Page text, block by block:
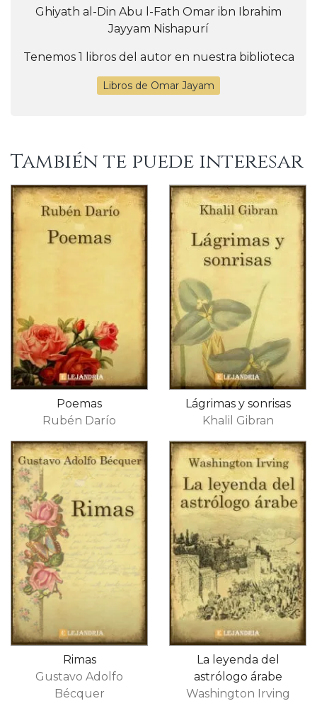
Ghiyath al-Din Abu l-Fath Omar ibn Ibrahim
Jayyam Nishapurí
Tenemos 1 libros del autor en nuestra biblioteca
Libros de Omar Jayam
También te puede interesar
Poemas
Rubén Darío
Lágrimas y sonrisas
Khalil Gibran
Rimas
Gustavo Adolfo
Bécquer
La leyenda del
astrólogo árabe
Washington Irving